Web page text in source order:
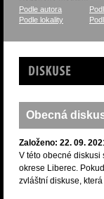
Podle autora
Podle lokality
Diskuse
Obecná
Založeno: 22. 09.
V této obecné diskusi
okrese Liberec.
zvláštní diskuse,